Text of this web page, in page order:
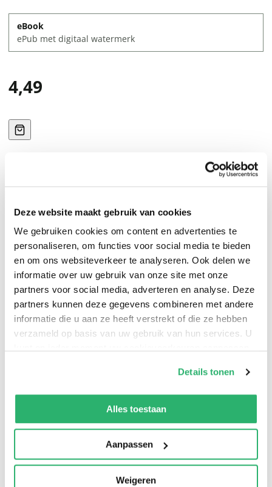
Deze website maakt gebruik van cookies
We gebruiken cookies om content en advertenties te
personaliseren, om functies voor social media te bieden
en om ons websiteverkeer te analyseren. Ook delen we
informatie over uw gebruik van onze site met onze
partners voor social media, adverteren en analyse. Deze
partners kunnen deze gegevens combineren met andere
informatie die u aan ze heeft verstrekt of die ze hebben
verzameld op basis van uw gebruik van hun services. U
kunnen ontvangen en verwerken.
Details tonen
Alles toestaan
Aanpassen
Weigeren
eBook
ePub met digitaal watermerk
4,49
Dokter Angel heeft er alles voor over om haar
bezorgen. Alleen had ze niet gerekend op de hulp van
de véél te aantrekkelijke Schotse chirurg Wolfe! Ze
neemt zich voor om het zakelijk te houden, maar na
een kus onder de mistletoe valt dat niet mee…
Dit verhaal is eerder verschenen.